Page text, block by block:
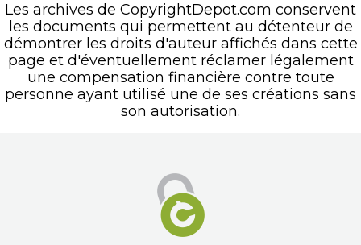
Les archives de CopyrightDepot.com conservent
les documents qui permettent au détenteur de
démontrer les droits d'auteur affichés dans cette
page et d'éventuellement réclamer légalement
une compensation financière contre toute
personne ayant utilisé une de ses créations sans
son autorisation.